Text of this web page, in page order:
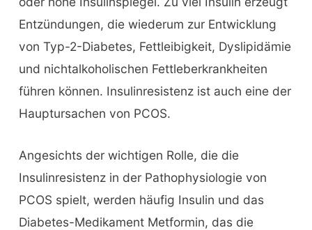
Entzündungen, die wiederum zur Entwicklung
von Typ-2-Diabetes, Fettleibigkeit, Dyslipidämie
und nichtalkoholischen Fettleberkrankheiten
führen können. Insulinresistenz ist auch eine der
Hauptursachen von PCOS.
Angesichts der wichtigen Rolle, die die
Insulinresistenz in der Pathophysiologie von
PCOS spielt, werden häufig Insulin und das
Diabetes-Medikament Metformin, das die